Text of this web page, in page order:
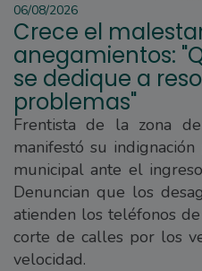
06/08/2026
Crece el
anegamientos:
se dedique a
problemas"
Frentista de la zona
manifestó su
municipal ante el
Denuncian que los
atienden los teléfonos
corte de calles por los
velocidad.